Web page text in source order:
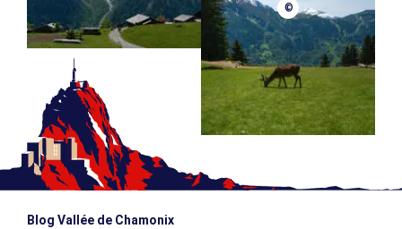
©
Blog Vallée de Chamonix